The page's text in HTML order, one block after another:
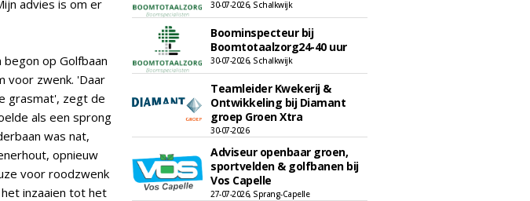
advies is om er
op Golfbaan
voor zwenk. 'Daar
grasmat', zegt de
als een sprong
was nat,
opnieuw
voor roodzwenk
inzaaien tot het
30-07-2026, Schalkwijk
Boominspecteur bij
Boomtotaalzorg24-40 uur
30-07-2026, Schalkwijk
Teamleider Kwekerij &
Ontwikkeling bij Diamant
groep Groen Xtra
30-07-2026
Adviseur openbaar groen,
sportvelden & golfbanen bij
Vos Capelle
27-07-2026, Sprang-Capelle